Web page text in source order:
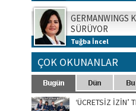
GERMANWINGS
SÜRÜYOR
Tuğba İncel
ÇOK OKUNANLAR
‘ÜCRETSİZ İZİN’